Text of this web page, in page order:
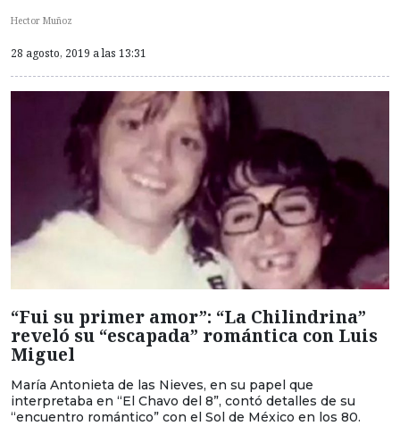
Hector Muñoz
28 agosto, 2019 a las 13:31
“Fui su primer amor”: “La Chilindrina”
reveló su “escapada” romántica con Luis
Miguel
María Antonieta de las Nieves, en su papel que
interpretaba en “El Chavo del 8”, contó detalles de su
“encuentro romántico” con el Sol de México en los 80.